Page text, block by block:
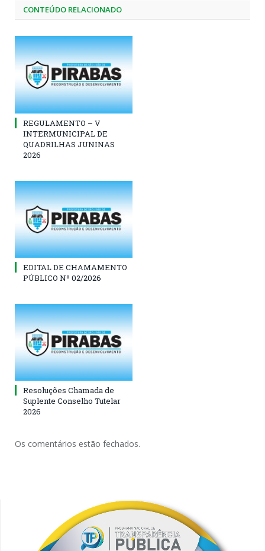
CONTEÚDO RELACIONADO
REGULAMENTO – V
INTERMUNICIPAL DE
QUADRILHAS JUNINAS
2026
EDITAL DE CHAMAMENTO
PÚBLICO Nº 02/2026
Resoluções Chamada de
Suplente Conselho Tutelar
2026
Os comentários estão fechados.